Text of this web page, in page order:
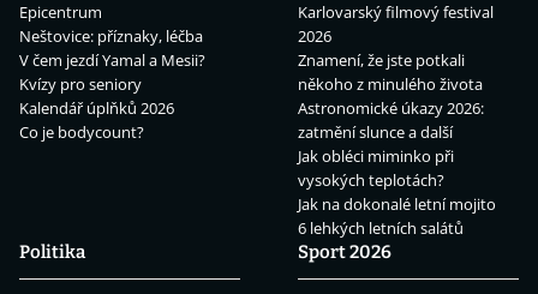
Epicentrum
Neštovice: příznaky, léčba
V čem jezdí Yamal a Mesii?
Kvízy pro seniory
Kalendář úplňků 2026
Co je bodycount?
Karlovarský filmový festival
2026
Znamení, že jste potkali
někoho z minulého života
Astronomické úkazy 2026:
zatmění slunce a další
Jak obléci miminko při
vysokých teplotách?
Jak na dokonalé letní mojito
6 lehkých letních salátů
Politika
Sport 2026